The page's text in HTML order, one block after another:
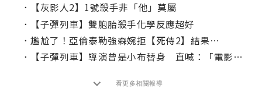
．
【灰影人2】1號殺手非「他」莫屬
．
【子彈列車】雙胞胎殺手化學反應超好
． 尷尬了！亞倫泰勒強森婉拒【死侍2】結果⋯
．
【子彈列車】導演曾是小布替身 直喊：「電影裡演的都是真的」
看更多相關報導